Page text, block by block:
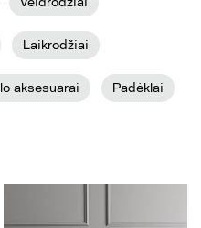
Laikrodžiai
aksesuarai Padėklai